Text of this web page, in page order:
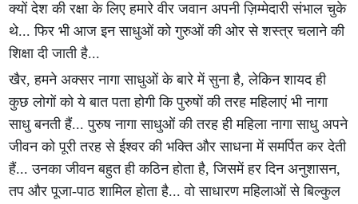
क्यों देश की रक्षा के लिए हमारे वीर जवान अपनी ज़िम्मेदारी संभाल चुके
थे... फिर भी आज इन साधुओं को गुरुओं की ओर से शस्त्र चलाने की
शिक्षा दी जाती है...
खैर, हमने अक्सर नागा साधुओं के बारे में सुना है, लेकिन शायद ही
कुछ लोगों को ये बात पता होगी कि पुरुषों की तरह महिलाएं भी नागा
साधु बनती हैं... पुरुष नागा साधुओं की तरह ही महिला नागा साधु अपने
जीवन को पूरी तरह से ईश्वर की भक्ति और साधना में समर्पित कर देती
हैं... उनका जीवन बहुत ही कठिन होता है, जिसमें हर दिन अनुशासन,
तप और पूजा-पाठ शामिल होता है... वो साधारण महिलाओं से बिल्कुल